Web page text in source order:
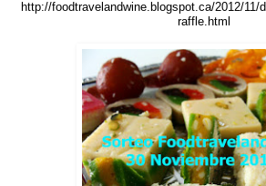
http://foodtravelandwine.blogspot.ca/2012/11/
raffle.html